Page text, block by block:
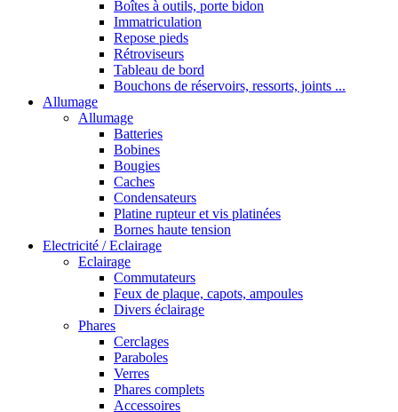
Boîtes à outils, porte bidon
Immatriculation
Repose pieds
Rétroviseurs
Tableau de bord
Bouchons de réservoirs, ressorts, joints ...
Allumage
Allumage
Batteries
Bobines
Bougies
Caches
Condensateurs
Platine rupteur et vis platinées
Bornes haute tension
Electricité / Eclairage
Eclairage
Commutateurs
Feux de plaque, capots, ampoules
Divers éclairage
Phares
Cerclages
Paraboles
Verres
Phares complets
Accessoires